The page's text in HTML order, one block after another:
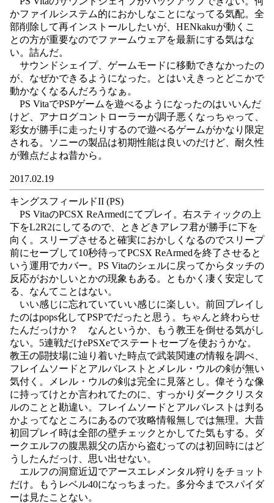
かファイルシステム的におかしなことになってる気配。全
部削除して再インストールしたいが、HENkakuが動くこ
との方が重要なのでファームウェアを最新にする気はな
い。詰んだ。
サウンドシェイプ、ゲームモードに移動できなかったの
が、なぜかできるようになった。とはいえきっとどこかで
動かなくなるんだろうなぁ。
PS VitaでPSPゲームを遊べるようになったのはいいんだ
けど、アナログコントローラーが調子悪くなっちゃって、
彩女が勝手に走ったりするので遊べるゲームがかなり限定
される。ソニーの製品は初期性能は良いのだけど、耐久性
が難点だよね昔から。
2017.02.19
キングスフィールドII (PS)
PS VitaのPCSX ReArmedにてプレイ。右スティックの上
下をL2R2にしてるので、ときどきアレフ君が勝手に下を
向く。スリープさせると確実におかしくなるのでスリープ
前にセーブして10秒待ってPCSX ReArmedを終了させると
いう運用でカバー。PS Vitaのシェルに戻ってからタッチの
反応がおかしいとかの現象もある。ともかく凄く安定して
る、なんてことはない。
いい感じに忘れていていい感じに楽しい。前回プレイし
たのはpops化してPSPでだったと思う。ちゃんと終わらせ
たんだっけか？ なんというか、もう教王を倒せる気がし
ない。5連戦だけePSXeでステートセーブを使おうかな。
教王の闘技場に辿り着いた時点で武装関連の情報を調べ、
フレイムソードとアルバレストとメレル・ウルの剣が無い
気付く。メレル・ウルの剣は完全に見落とし。偉そうな像
に持ってけとか言われてたのに、すっかりダーククリスタ
ルのことと勘違い。フレイムソードとアルバレストは判る
かよってなところにあるので攻略情報無しでは無理。大昔
初回プレイ時は全部の壁チェックとかしてた気もする。ダ
ークエルフの腹黒親父の店から盗むってのは初回時にはど
うしたんだっけ、思い出せない。
エルフの洞窟近辺でアースエレメンタル狩りをチョット
だけ。もうレベル40になっちまった。多分今までスパイダ
ーは見たことない。